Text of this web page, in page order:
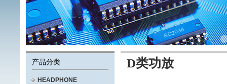
产品分类
HEADPHONE
D类功放